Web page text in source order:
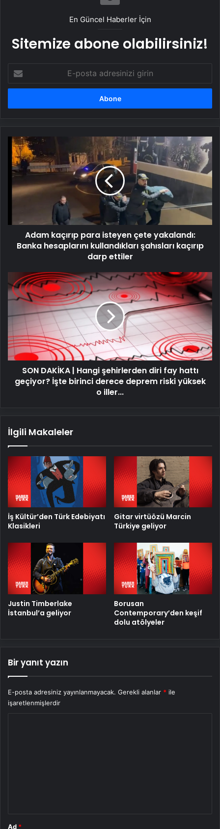
En Güncel Haberler İçin
Sitemize abone olabilirsiniz!
posta
adresinizi
Adam
kaçırıp
para
isteyen
yakalandı:
kullandıkları
şahısları
kaçırıp
Adam kaçırıp para isteyen çete yakalandı:
Banka hesaplarını kullandıkları şahısları kaçırıp
darp ettiler
SON
DAKİKA
şehirlerden
fay
hattı
geçiyor?
birinci
o
SON DAKİKA | Hangi şehirlerden diri fay hattı
geçiyor? İşte birinci derece deprem riski yüksek
o iller...
İlgili Makaleler
İş Kültür’den Türk Edebiyatı
Klasikleri
Gitar virtüözü Marcin
Türkiye geliyor
Justin Timberlake
İstanbul’a geliyor
Borusan
Contemporary’den keşif
dolu atölyeler
Bir yanıt yazın
E-posta adresiniz yayınlanmayacak. Gerekli alanlar * ile
işaretlenmişlerdir
Ad *